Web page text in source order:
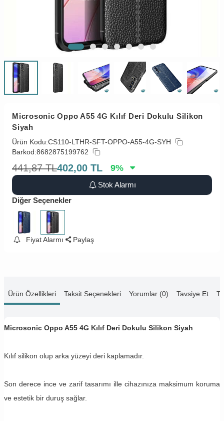
Microsonic Oppo A55 4G Kılıf Deri Dokulu Silikon
Siyah
Ürün Kodu:CS110-LTHR-SFT-OPPO-A55-4G-SYH
Barkod:8682875199762
441,87 TL402,00 TL 9%
Stok Alarmı
Diğer Seçenekler
Fiyat Alarmı Paylaş
Ürün Özellikleri Taksit Seçenekleri Yorumlar (0) Tavsiye Et
Microsonic Oppo A55 4G Kılıf Deri Dokulu Silikon Siyah
Kılıf silikon olup arka yüzeyi deri kaplamadır.
Son derece ince ve zarif tasarımı ille cihazınıza maksimum koruma
ve estetik bir duruş sağlar.